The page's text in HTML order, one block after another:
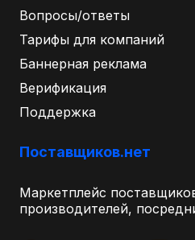
Вопросы/ответы
Тарифы для компаний
Баннерная реклама
Верификация
Поддержка
Поставщиков.нет
Маркетплейс
производителей,